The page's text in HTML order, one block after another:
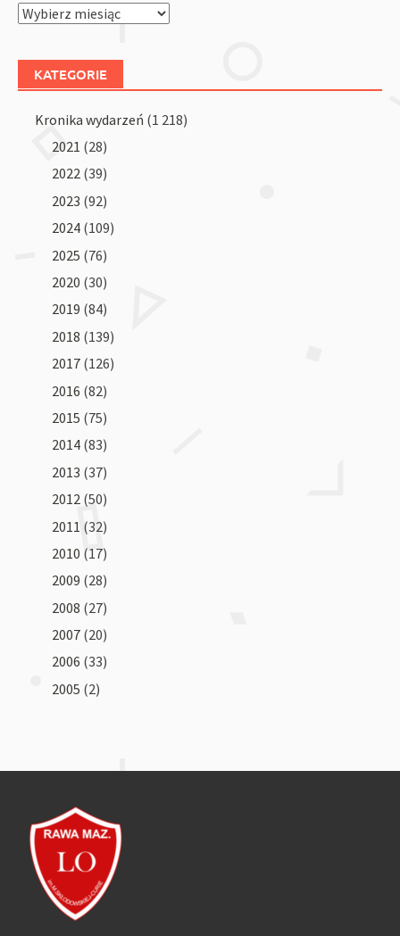
Archiwum
KATEGORIE
Kronika wydarzeń (1 218)
2021 (28)
2022 (39)
2023 (92)
2024 (109)
2025 (76)
2020 (30)
2019 (84)
2018 (139)
2017 (126)
2016 (82)
2015 (75)
2014 (83)
2013 (37)
2012 (50)
2011 (32)
2010 (17)
2009 (28)
2008 (27)
2007 (20)
2006 (33)
2005 (2)